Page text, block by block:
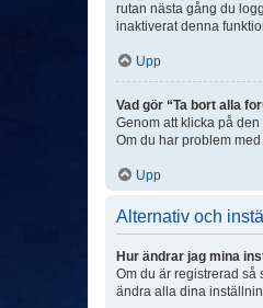
rutan nästa gång du
inaktiverat denna
Upp
Vad gör “Ta bort alla
Genom att klicka på
Om du har problem
Upp
Alternativ och
Hur ändrar jag mina
Om du är registrerad så
ändra alla dina